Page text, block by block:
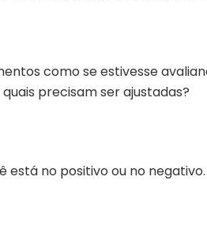
como se estivesse
precisam ser ajustadas?
está no positivo ou no